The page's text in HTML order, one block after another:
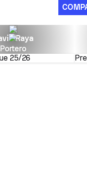
Raya
Portero
25/26